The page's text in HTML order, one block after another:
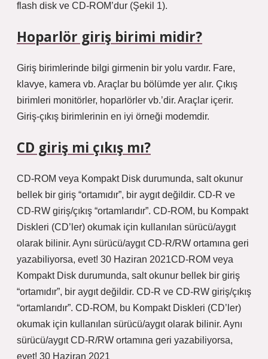
flash disk ve CD-ROM’dur (Şekil 1).
Hoparlör giriş birimi midir?
Giriş birimlerinde bilgi girmenin bir yolu vardır. Fare,
klavye, kamera vb. Araçlar bu bölümde yer alır. Çıkış
birimleri monitörler, hoparlörler vb.’dir. Araçlar içerir.
Giriş-çıkış birimlerinin en iyi örneği modemdir.
CD giriş mi çıkış mı?
CD-ROM veya Kompakt Disk durumunda, salt okunur
bellek bir giriş “ortamıdır”, bir aygıt değildir. CD-R ve
CD-RW giriş/çıkış “ortamlarıdır”. CD-ROM, bu Kompakt
Diskleri (CD’ler) okumak için kullanılan sürücü/aygıt
olarak bilinir. Aynı sürücü/aygıt CD-R/RW ortamına geri
yazabiliyorsa, evet! 30 Haziran 2021CD-ROM veya
Kompakt Disk durumunda, salt okunur bellek bir giriş
“ortamıdır”, bir aygıt değildir. CD-R ve CD-RW giriş/çıkış
“ortamlarıdır”. CD-ROM, bu Kompakt Diskleri (CD’ler)
okumak için kullanılan sürücü/aygıt olarak bilinir. Aynı
sürücü/aygıt CD-R/RW ortamına geri yazabiliyorsa,
evet! 30 Haziran 2021